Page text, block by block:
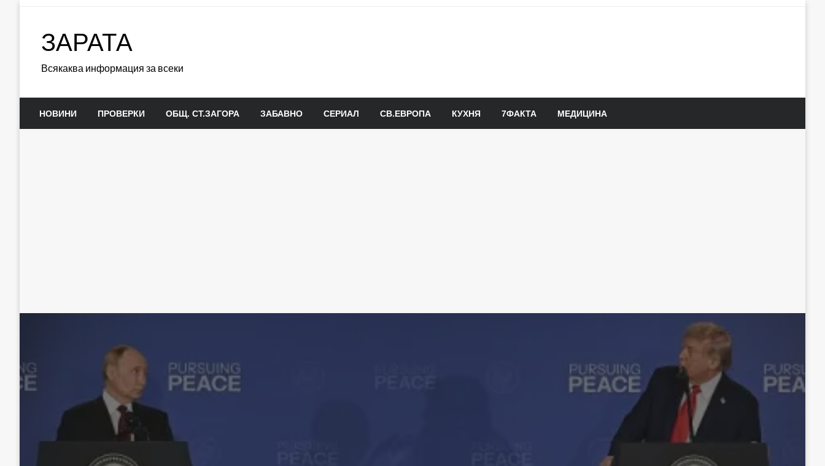
ЗАРАТА
Всякаква информация за всеки
НОВИНИ ПРОВЕРКИ ОБЩ. СТ.ЗАГОРА ЗАБАВНО СЕРИАЛ СВ.ЕВРОПА КУХНЯ 7ФАКТА МЕДИЦИНА